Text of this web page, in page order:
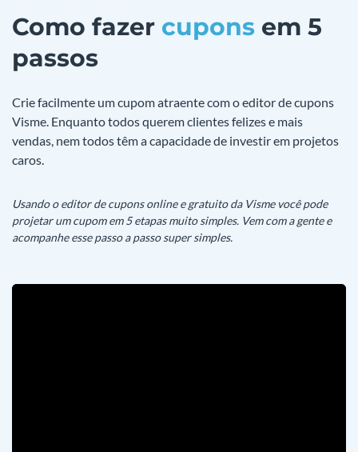
Como fazer cupons em 5
passos
Crie facilmente um cupom atraente com o editor de cupons
Visme. Enquanto todos querem clientes felizes e mais
vendas, nem todos têm a capacidade de investir em projetos
caros.
Usando o editor de cupons online e gratuito da Visme você pode
projetar um cupom em 5 etapas muito simples. Vem com a gente e
acompanhe esse passo a passo super simples.